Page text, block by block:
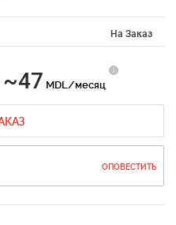
На Заказ
~47 MDL/месяц
ОПОВЕСТИТЬ